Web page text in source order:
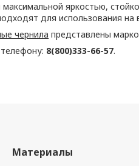
яркостью,
для использования на
чернила представлены
8(800)333-66-57.
Материалы